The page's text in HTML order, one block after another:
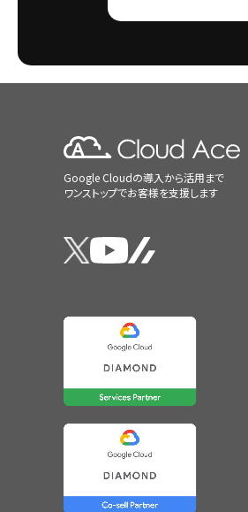
Google Cloudの導入から活用まで
ワンストップでお客様を支援します